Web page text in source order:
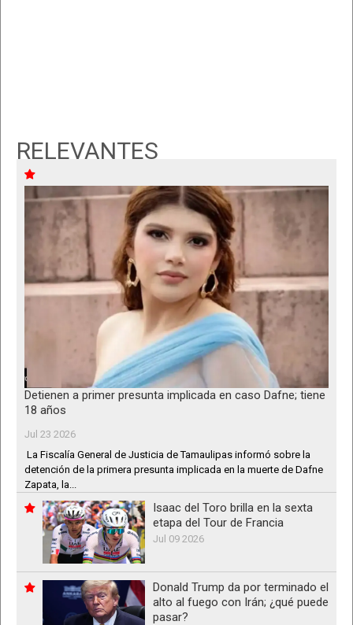
RELEVANTES
Detienen a primer presunta implicada en caso Dafne; tiene
18 años
Jul 23 2026
La Fiscalía General de Justicia de Tamaulipas informó sobre la
detención de la primera presunta implicada en la muerte de Dafne
Zapata, la...
Isaac del Toro brilla en la sexta
etapa del Tour de Francia
Jul 09 2026
Donald Trump da por terminado el
alto al fuego con Irán; ¿qué puede
pasar?